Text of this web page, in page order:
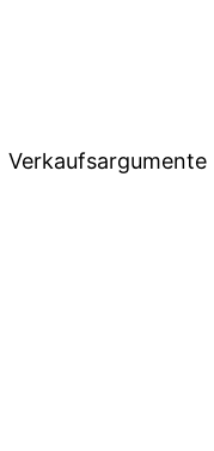
Verkaufsargumente